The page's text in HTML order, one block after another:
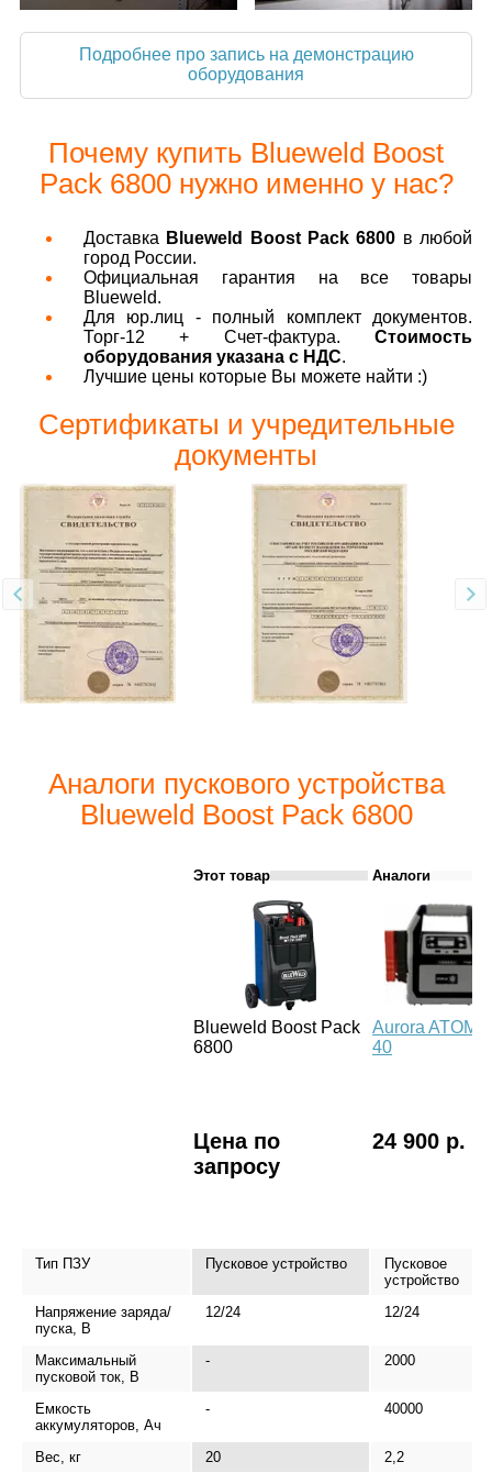
Подробнее про запись на демонстрацию
оборудования
Почему купить Blueweld Boost
Pack 6800 нужно именно у нас?
Доставка Blueweld Boost Pack 6800 в любой
город России.
Официальная гарантия на все товары
Blueweld.
Для юр.лиц - полный комплект документов.
Торг-12 + Счет-фактура. Стоимость
оборудования указана с НДС.
Лучшие цены которые Вы можете найти :)
Сертификаты и учредительные
документы
Аналоги пускового устройства
Blueweld Boost Pack 6800
Этот товар Аналоги
Blueweld Boost Pack
6800
Aurora ATOM
40
Цена по
запросу
24 900 р.
Тип ПЗУ Пусковое устройство
Пусковое
устройство
Напряжение заряда/
пуска, В
12/24 12/24
Максимальный
пусковой ток, В
- 2000
Емкость
аккумуляторов, Ач
- 40000
Вес, кг 20
2,2